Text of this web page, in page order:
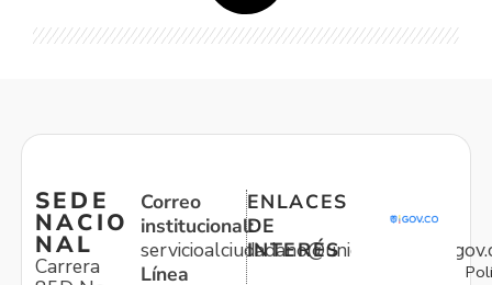
SEDE
NACIO
NAL
Carrera
Correo
institucional:
Línea
ENLACES
DE
INTERÉS